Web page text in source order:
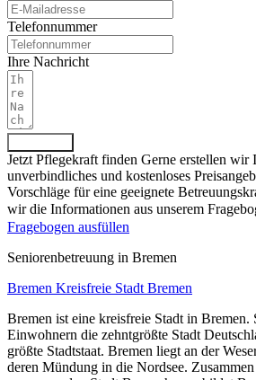
Telefonnummer
Ihre Nachricht
Jetzt Pflegekraft finden Gerne erstellen wir
unverbindliches und kostenloses
Vorschläge für eine geeignete
wir die Informationen aus unserem
Fragebogen ausfüllen
Senioren­betreuung in Bremen
Bremen Kreisfreie Stadt Bremen
Bremen ist eine kreisfreie Stadt in Bremen.
Einwohnern die zehntgrößte Stadt
größte Stadtstaat. Bremen liegt an der
deren Mündung in die Nordsee.